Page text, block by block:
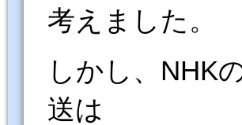
考えました。
しかし、NHK
送は